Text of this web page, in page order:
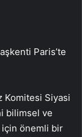
Paris’te
Komitesi Siyasi
bilimsel ve
önemli bir